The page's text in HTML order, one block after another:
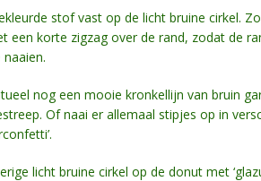
stof vast op de licht bruine cirkel.
een korte zigzag over de rand, zodat de
nog een mooie kronkellijn van bruin
Of naai er allemaal stipjes op in
licht bruine cirkel op de donut met